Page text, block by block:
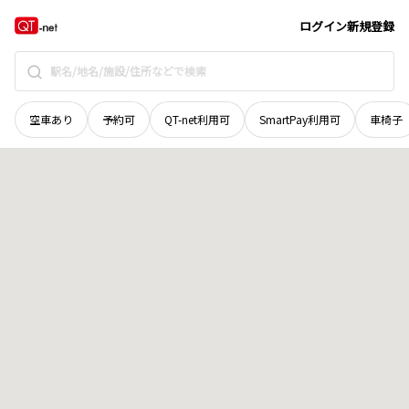
ログイン新規登録
空車あり 予約可 QT-net利用可 SmartPay利用可 車椅子
愛媛県